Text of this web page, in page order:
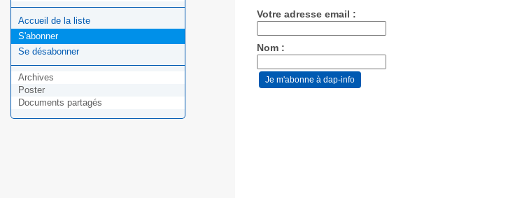
Accueil de la liste
S'abonner
Se désabonner
Archives
Poster
Documents partagés
Votre adresse email :
Nom :